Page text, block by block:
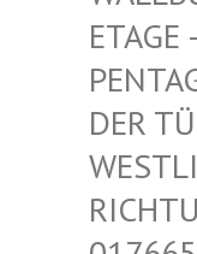
–
RAMM
R –
CHE
NG –